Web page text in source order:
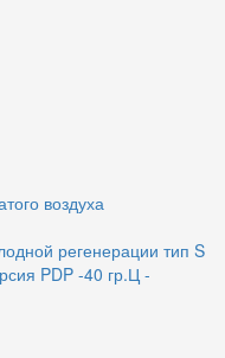
воздуха
регенерации тип S
PDP -40 гр.Ц -